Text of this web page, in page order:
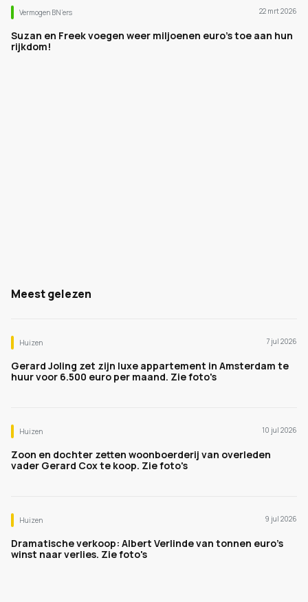
Vermogen BN’ers 22 mrt 2026
Suzan en Freek voegen weer miljoenen euro's toe aan hun
rijkdom!
Meest gelezen
Huizen 7 jul 2026
Gerard Joling zet zijn luxe appartement in Amsterdam te
huur voor 6.500 euro per maand. Zie foto's
Huizen 10 jul 2026
Zoon en dochter zetten woonboerderij van overleden
vader Gerard Cox te koop. Zie foto's
Huizen 9 jul 2026
Dramatische verkoop: Albert Verlinde van tonnen euro's
winst naar verlies. Zie foto's